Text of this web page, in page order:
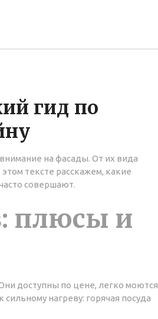
гид по
на фасады. От их вида
тексте расскажем, какие
совершают.
плюсы и
доступны по цене, легко моются
нагреву: горячая посуда